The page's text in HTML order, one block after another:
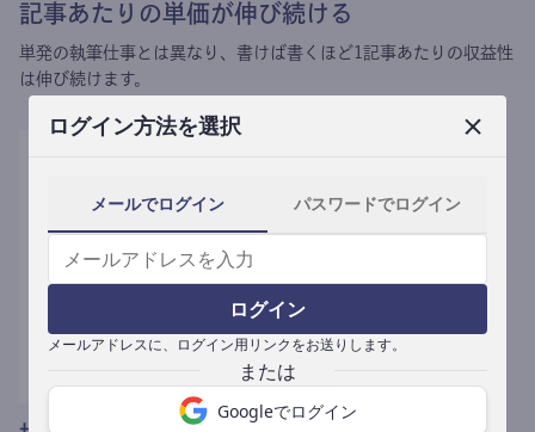
ログイン方法を選択
メールでログイン パスワードでログイン
ログイン
メールアドレスに、ログイン用リンクをお送りします。
Googleでログイン
記事あたりの単価が伸び続ける
単発の執筆仕事とは異なり、 書けば書くほど1記事あたりの収益性
は伸び続けます。